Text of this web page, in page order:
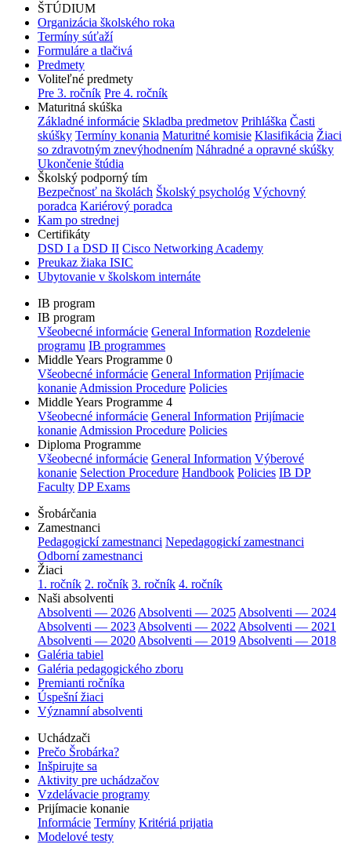
ŠTÚDIUM
Organizácia školského roka
Termíny súťaží
Formuláre a tlačivá
Predmety
Voliteľné predmety
Pre 3. ročník Pre 4. ročník
Maturitná skúška
Základné informácie Skladba predmetov Prihláška Časti
skúšky Termíny konania Maturitné komisie Klasifikácia Žiaci
so zdravotným znevýhodnením Náhradné a opravné skúšky
Ukončenie štúdia
Školský podporný tím
Bezpečnosť na školách Školský psychológ Výchovný
poradca Kariérový poradca
Kam po strednej
Certifikáty
DSD I a DSD II Cisco Networking Academy
Preukaz žiaka ISIC
Ubytovanie v školskom internáte
IB program
IB program
Všeobecné informácie General Information Rozdelenie
programu IB programmes
Middle Years Programme 0
Všeobecné informácie General Information Prijímacie
konanie Admission Procedure Policies
Middle Years Programme 4
Všeobecné informácie General Information Prijímacie
konanie Admission Procedure Policies
Diploma Programme
Všeobecné informácie General Information Výberové
konanie Selection Procedure Handbook Policies IB DP
Faculty DP Exams
Šrobárčania
Zamestnanci
Pedagogickí zamestnanci Nepedagogickí zamestnanci
Odborní zamestnanci
Žiaci
1. ročník 2. ročník 3. ročník 4. ročník
Naši absolventi
Absolventi — 2026 Absolventi — 2025 Absolventi — 2024
Absolventi — 2023 Absolventi — 2022 Absolventi — 2021
Absolventi — 2020 Absolventi — 2019 Absolventi — 2018
Galéria tabiel
Galéria pedagogického zboru
Premianti ročníka
Úspešní žiaci
Významní absolventi
Uchádzači
Prečo Šrobárka?
Inšpirujte sa
Aktivity pre uchádzačov
Vzdelávacie programy
Prijímacie konanie
Informácie Termíny Kritériá prijatia
Modelové testy